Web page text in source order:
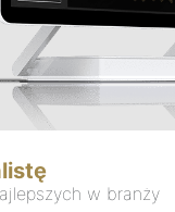
w branży